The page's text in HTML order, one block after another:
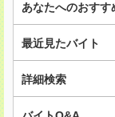
あなたへのおすす
最近見たバイト
詳細検索